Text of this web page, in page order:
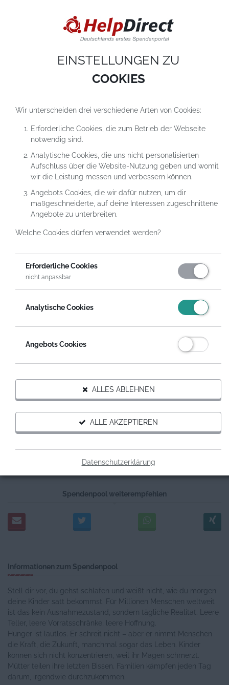
Cookies sind kleine Textdateien, die auf einem Computer heruntergeladen
sobald du unsere Website nutzt. Cookies setzen wir hauptsächlich dazu ein,
du unser Angebot richtig nutzen kannst. Mehr erfährst du in
SPENDENPOOL
HUNGER UND ARMUT
HelpDirect Spenden an Hilfsprojekte
FÜR DIESES THEMA SPENDEN
Auf Wunsch erhältst du eine steuerabzugsfähige
SPENDEN MIT SPENDENGUTSCHEIN
Spendenpool weiterempfehlen
Informationen zum Spendenpool
Stell dir vor, du gehst schlafen und weißt nicht, wie du morgen
deine Kinder satt bekommst. Für Millionen Menschen weltweit
ist das kein Ausnahmezustand, sondern tägliche Realität. Leere
Teller, leere Vorratsschränke, leere Hoffnung.
Hunger ist lautlos. Er schreit nicht – aber er nimmt Menschen
die Kraft, die Zukunft, manchmal sogar das Leben. Kinder
können sich nicht konzentrieren, weil ihr Magen schmerzt.
Mütter teilen ihre letzten Bissen. Familien kämpfen jeden Tag
darum, irgendwie durchzukommen.
EINSTELLUNGEN ZU
COOKIES
Wir unterscheiden drei verschiedene Arten von Cookies:
Erforderliche Cookies, die zum Betrieb der Webseite
notwendig sind.
Analytische Cookies, die uns nicht personalisierten
Aufschluss über die Website-Nutzung geben und womit
wir die Leistung messen und verbessern können.
Angebots Cookies, die wir dafür nutzen, um dir
maßgeschneiderte, auf deine Interessen zugeschnittene
Angebote zu unterbreiten.
Welche Cookies dürfen verwendet werden?
Erforderliche Cookies
nicht anpassbar
Analytische Cookies
Angebots Cookies
ALLES ABLEHNEN
ALLE AKZEPTIEREN
Datenschutzerklärung